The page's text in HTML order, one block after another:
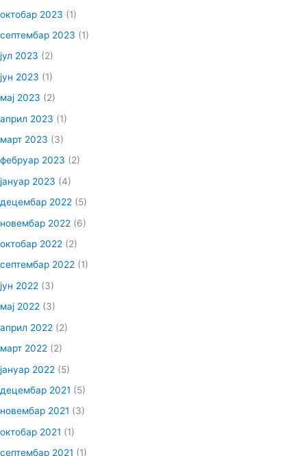
октобар 2023 (1)
септембар 2023 (1)
јул 2023 (2)
јун 2023 (1)
мај 2023 (2)
април 2023 (1)
март 2023 (3)
фебруар 2023 (2)
јануар 2023 (4)
децембар 2022 (5)
новембар 2022 (6)
октобар 2022 (2)
септембар 2022 (1)
јун 2022 (3)
мај 2022 (3)
април 2022 (2)
март 2022 (2)
јануар 2022 (5)
децембар 2021 (5)
новембар 2021 (3)
октобар 2021 (1)
септембар 2021 (1)